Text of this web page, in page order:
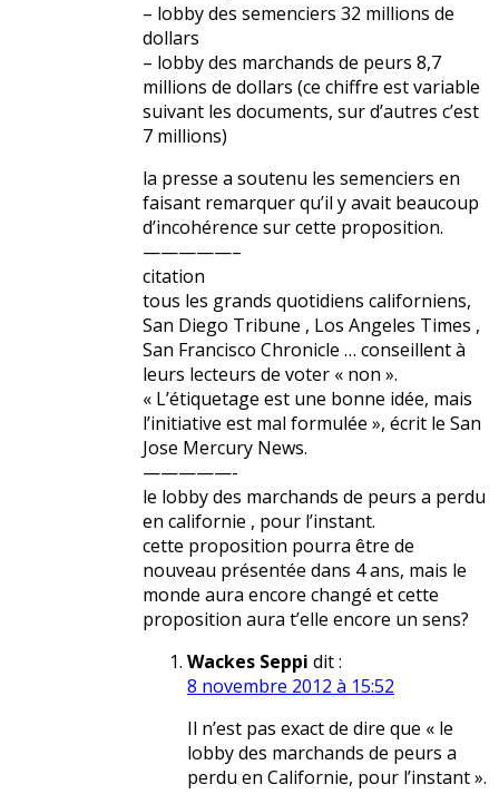
– lobby des semenciers 32 millions de
dollars
– lobby des marchands de peurs 8,7
millions de dollars (ce chiffre est variable
suivant les documents, sur d’autres c’est
7 millions)
la presse a soutenu les semenciers en
faisant remarquer qu’il y avait beaucoup
d’incohérence sur cette proposition.
—————–
citation
tous les grands quotidiens californiens,
San Diego Tribune , Los Angeles Times ,
San Francisco Chronicle … conseillent à
leurs lecteurs de voter « non ».
« L’étiquetage est une bonne idée, mais
l’initiative est mal formulée », écrit le San
Jose Mercury News.
—————-
le lobby des marchands de peurs a perdu
en californie , pour l’instant.
cette proposition pourra être de
nouveau présentée dans 4 ans, mais le
monde aura encore changé et cette
proposition aura t’elle encore un sens?
Wackes Seppi dit :
8 novembre 2012 à 15:52
Il n’est pas exact de dire que « le
lobby des marchands de peurs a
perdu en Californie, pour l’instant ».